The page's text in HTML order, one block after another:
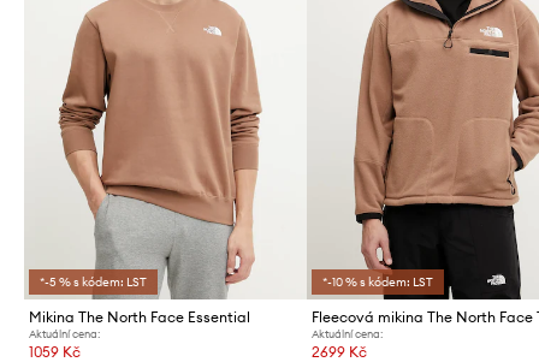
*-5 % s kódem: LST
Mikina The North Face Essential
Aktuální cena:
1059 Kč
*-10 % s kódem: LST
Aktuální cena:
2699 Kč